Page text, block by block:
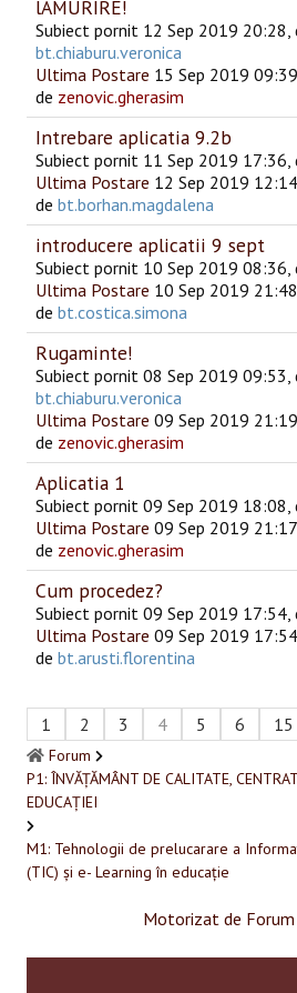
lAMURIRE!
Subiect pornit 12 Sep 2019 20:28,
bt.chiaburu.veronica
Ultima Postare 15 Sep 2019 09:39
de zenovic.gherasim
Intrebare aplicatia 9.2b
Subiect pornit 11 Sep 2019 17:36,
Ultima Postare 12 Sep 2019 12:14
de bt.borhan.magdalena
introducere aplicatii 9 sept
Subiect pornit 10 Sep 2019 08:36,
Ultima Postare 10 Sep 2019 21:48
de bt.costica.simona
Rugaminte!
Subiect pornit 08 Sep 2019 09:53,
bt.chiaburu.veronica
Ultima Postare 09 Sep 2019 21:19
de zenovic.gherasim
Aplicatia 1
Subiect pornit 09 Sep 2019 18:08,
Ultima Postare 09 Sep 2019 21:17
de zenovic.gherasim
Cum procedez?
Subiect pornit 09 Sep 2019 17:54,
Ultima Postare 09 Sep 2019 17:54
de bt.arusti.florentina
1 2 3 4 5 6 15
Forum
P1: ÎNVĂȚĂMÂNT DE CALITATE,
EDUCAȚIEI
M1: Tehnologii de prelucarare a
(TIC) și e- Learning în educație
Motorizat de